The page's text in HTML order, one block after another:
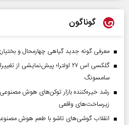
گوناگون
معرفی گونه جدید گیاهی چهارمحال و
گلکسی اس ۲۷ اولترا؛ پیش‌نمایشی
سامسونگ
زیرساخت‌های واقعی
انقلاب گوشی‌های تاشو‌ با طعم هوش